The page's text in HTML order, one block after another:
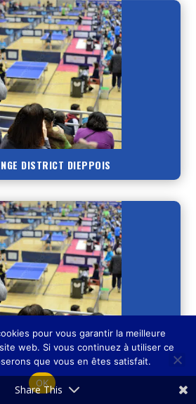
DISTRICT DIEPPOIS
JEUNES
Share This
pour vous garantir la meilleure
web. Si vous continuez à utiliser ce
que vous en êtes satisfait.
OK